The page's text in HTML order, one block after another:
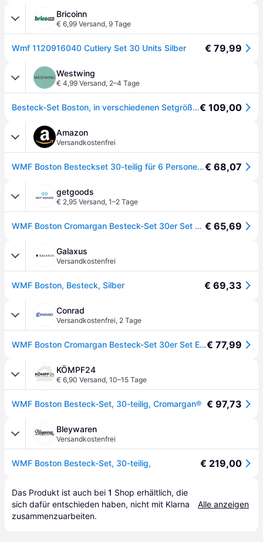
Bricoinn
€ 6,99 Versand, 9 Tage
Wmf 1120916040 Cutlery Set 30 Units Silber € 79,99
Westwing
€ 4,99 Versand, 2–4 Tage
Besteck-Set Boston, in verschiedenen Setgrößen€ 109,00
Amazon
Versandkostenfrei
WMF Boston Besteckset 30-teilig für 6 Personen – Cromargan Edelstahl 18/10, poliert und rostfrei, spülmaschinenfest, Monobloc-Messer mit langlebiger Schärfe, elegantes Essbesteck für Alltag und Gäste€ 68,07
getgoods
€ 2,95 Versand, 1–2 Tage
WMF Boston Cromargan Besteck-Set 30er Set Edelstahl Silber 11.2091.6040 € 65,69
Galaxus
Versandkostenfrei
WMF Boston, Besteck, Silber € 69,33
Conrad
Versandkostenfrei, 2 Tage
WMF Boston Cromargan Besteck-Set 30er Set Edelstahl Silber 11.2091.6040 - [Silber]€ 77,99
KÖMPF24
€ 6,90 Versand, 10–15 Tage
WMF Boston Besteck-Set, 30-teilig, Cromargan® € 97,73
Bleywaren
Versandkostenfrei
WMF Boston Besteck-Set, 30-teilig, € 219,00
Das Produkt ist auch bei 1 Shop erhältlich, die
sich dafür entschieden haben, nicht mit Klarna
zusammenzuarbeiten.
Alle anzeigen